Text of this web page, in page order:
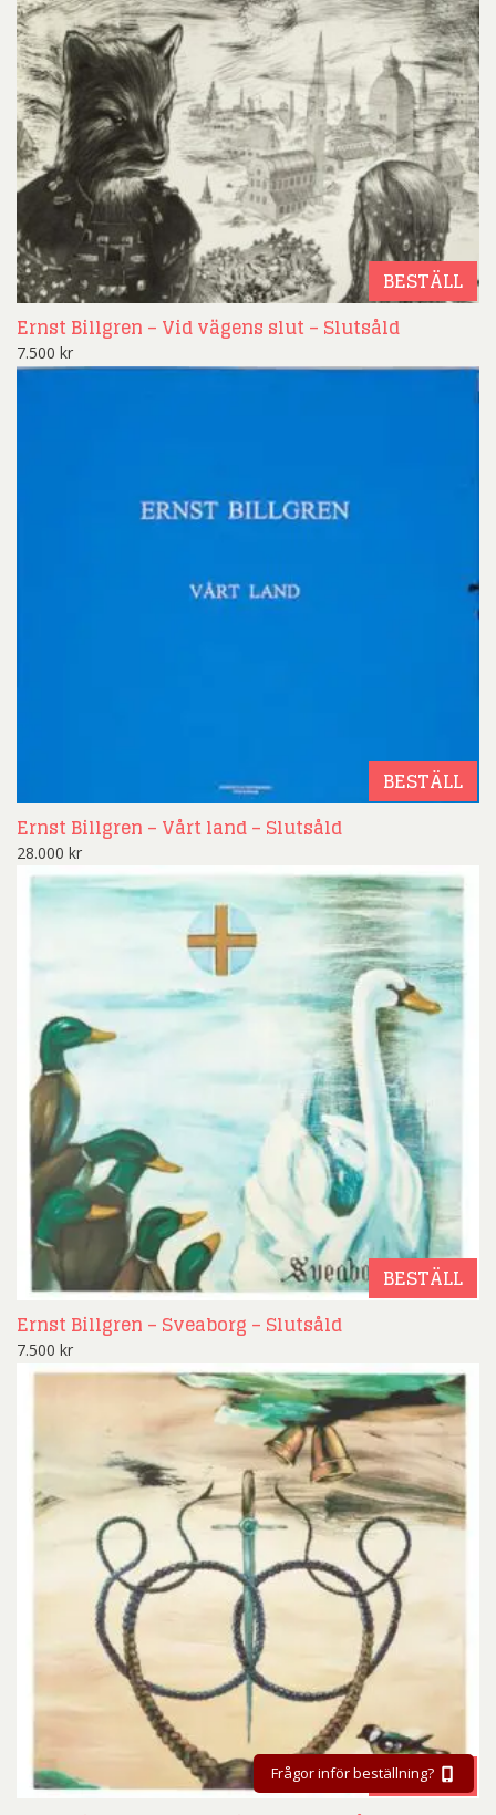
BESTÄLL
Ernst Billgren – Vid vägens slut – Slutsåld
7.500 kr
BESTÄLL
Ernst Billgren – Vårt land – Slutsåld
28.000 kr
BESTÄLL
Ernst Billgren – Sveaborg – Slutsåld
7.500 kr
BESTÄLL
Frågor inför beställning?